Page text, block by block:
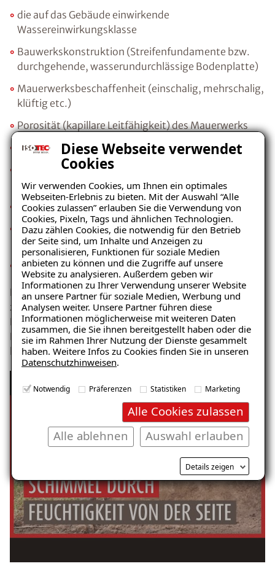
Diese Webseite verwendet
Cookies
Wir verwenden Cookies, um Ihnen ein optimales
Webseiten-Erlebnis zu bieten. Mit der Auswahl “Alle
Cookies zulassen” erlauben Sie die Verwendung von
Cookies, Pixeln, Tags und ähnlichen Technologien.
Dazu zählen Cookies, die notwendig für den Betrieb
der Seite sind, um Inhalte und Anzeigen zu
personalisieren, Funktionen für soziale Medien
anbieten zu können und die Zugriffe auf unsere
Website zu analysieren. Außerdem geben wir
Informationen zu Ihrer Verwendung unserer Website
an unsere Partner für soziale Medien, Werbung und
Analysen weiter. Unsere Partner führen diese
Informationen möglicherweise mit weiteren Daten
zusammen, die Sie ihnen bereitgestellt haben oder die
sie im Rahmen Ihrer Nutzung der Dienste gesammelt
haben. Weitere Infos zu Cookies finden Sie in unseren
Datenschutzhinweisen.
Notwendig Präferenzen Statistiken Marketing
Alle Cookies zulassen
Auswahl erlauben
Alle ablehnen
Details zeigen
die auf das Gebäude einwirkende
Wassereinwirkungsklasse
Bauwerkskonstruktion (Streifenfundamente bzw.
durchgehende, wasserundurchlässige Bodenplatte)
Mauerwerksbeschaffenheit (einschalig, mehrschalig,
klüftig etc.)
Porosität (kapillare Leitfähigkeit) des Mauerwerks
Gehalt an bauschädlichen Salzen
Wärmedämmwert der vorhandenen
Aussenwandkonstruktion
nutzerbedingtes Raumklima und Lüftungsverhalten
Baustofffeuchte bzw. jahreszeitlich bedingte
Schwankungen der Baustofffeuchte
Zustand wasserführender Leitungen (Leckagen etc.)
Es gibt verschiedene Arten von Feuchtigkeit. Hier
zeigen und erklären wir seitlich eindringende Feuchte.
Ein häufiges Problem bei Kellerwänden, die sich in
Form von Salzausblühungen, Putzabplatzungen, bis
hin zur Schimmelpilzbildung zeigen.
Ursachen von Feuchtigkeit und Schimmel:
Seitlich eindringende Feuchtigkeit
Ratgeber „Sofort-Tipps gegen
Feuchtigkeit“
– jetzt kostenlos
herunterladen!
E-Mail eingeben
Kostenlosen Ratgeber anfordern
Voraussetzung für den Erhalt des kostenfreien
Ratgebers ist die Anmeldung zu unserem Newsletter.